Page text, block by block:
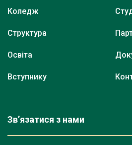
Коледж
Структура
Освіта
Вступнику
Зв’язатися з нами